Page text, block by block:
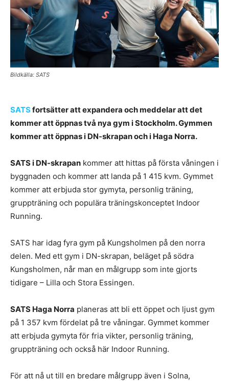
Bildkälla: SATS
SATSfortsätter att expandera och meddelar att det
kommer att öppnas två nya gym i Stockholm. Gymmen
kommer att öppnas i DN-skrapan och i Haga Norra.
SATS i DN-skrapan kommer att hittas på första våningen i
byggnaden och kommer att landa på 1 415 kvm. Gymmet
kommer att erbjuda stor gymyta, personlig träning,
gruppträning och populära träningskonceptet Indoor
Running.
SATS har idag fyra gym på Kungsholmen på den norra
delen. Med ett gym i DN-skrapan, beläget på södra
Kungsholmen, når man en målgrupp som inte gjorts
tidigare – Lilla och Stora Essingen.
SATS Haga Norra planeras att bli ett öppet och ljust gym
på 1 357 kvm fördelat på tre våningar. Gymmet kommer
att erbjuda gymyta för fria vikter, personlig träning,
gruppträning och också här Indoor Running.
För att nå ut till en bredare målgrupp även i Solna,